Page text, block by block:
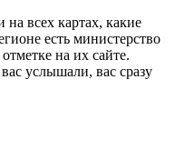
на всех картах, какие
есть министерство
на их сайте.
услышали, вас сразу